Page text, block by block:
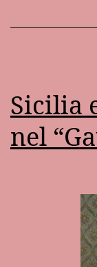
Sicilia
nel